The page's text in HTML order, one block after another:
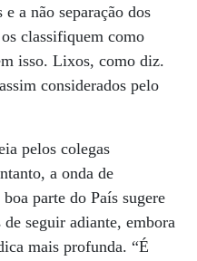
a não separação dos
classifiquem como
isso. Lixos, como diz.
considerados pelo
pelos colegas
a onda de
parte do País sugere
seguir adiante, embora
mais profunda. “É